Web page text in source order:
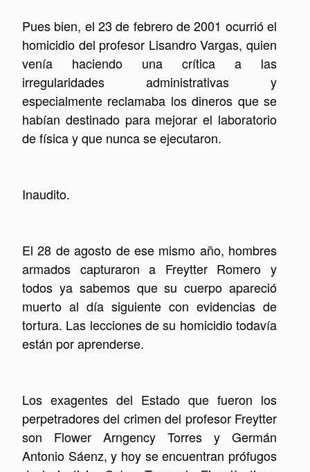
Pues bien, el 23 de febrero de 2001 ocurrió el
homicidio del profesor Lisandro Vargas, quien
venía haciendo una crítica a las
irregularidades administrativas y
especialmente reclamaba los dineros que se
habían destinado para mejorar el laboratorio
de física y que nunca se ejecutaron.
Inaudito.
El 28 de agosto de ese mismo año, hombres
armados capturaron a Freytter Romero y
todos ya sabemos que su cuerpo apareció
muerto al día siguiente con evidencias de
tortura. Las lecciones de su homicidio todavía
están por aprenderse.
Los exagentes del Estado que fueron los
perpetradores del crimen del profesor Freytter
son Flower Arngency Torres y Germán
Antonio Sáenz, y hoy se encuentran prófugos